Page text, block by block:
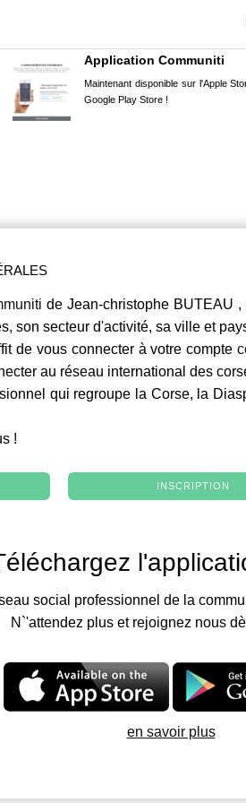
Application Communiti
Maintenant disponible sur l'Apple
Google Play Store !
de Jean-christophe BUTEAU
son secteur d'activité, sa ville et
de vous connecter à votre compte
au réseau international des
qui regroupe la Corse, la
!
INSCRIPTION
social professionnel de la
N`'attendez plus et rejoignez nous
en savoir plus